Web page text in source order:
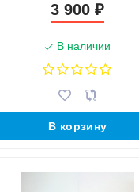
3 900₽
В наличии
В корзину